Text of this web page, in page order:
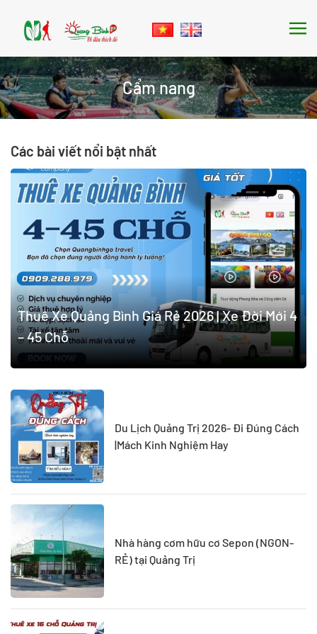
Skip to main content
Cẩm nang
Các bài viết nổi bật nhất
Thuê Xe Quảng Bình Giá Rẻ 2026 | Xe Đời Mới 4
– 45 Chỗ
Du Lịch Quảng Trị 2026- Đi Đúng Cách
|Mách Kinh Nghiệm Hay
Nhà hàng cơm hữu cơ Sepon (NGON-
RẺ) tại Quảng Trị